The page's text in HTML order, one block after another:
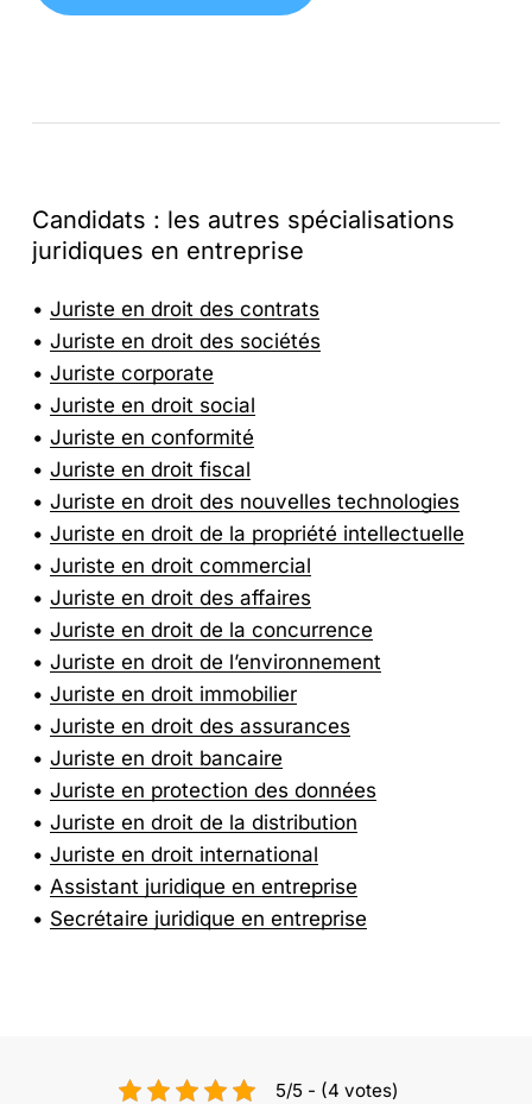
Candidats : les autres spécialisations
juridiques en entreprise
Juriste en droit des contrats
Juriste en droit des sociétés
Juriste corporate
Juriste en droit social
Juriste en conformité
Juriste en droit fiscal
Juriste en droit des nouvelles technologies
Juriste en droit de la propriété intellectuelle
Juriste en droit commercial
Juriste en droit des affaires
Juriste en droit de la concurrence
Juriste en droit de l’environnement
Juriste en droit immobilier
Juriste en droit des assurances
Juriste en droit bancaire
Juriste en protection des données
Juriste en droit de la distribution
Juriste en droit international
Assistant juridique en entreprise
Secrétaire juridique en entreprise
5/5 - (4 votes)